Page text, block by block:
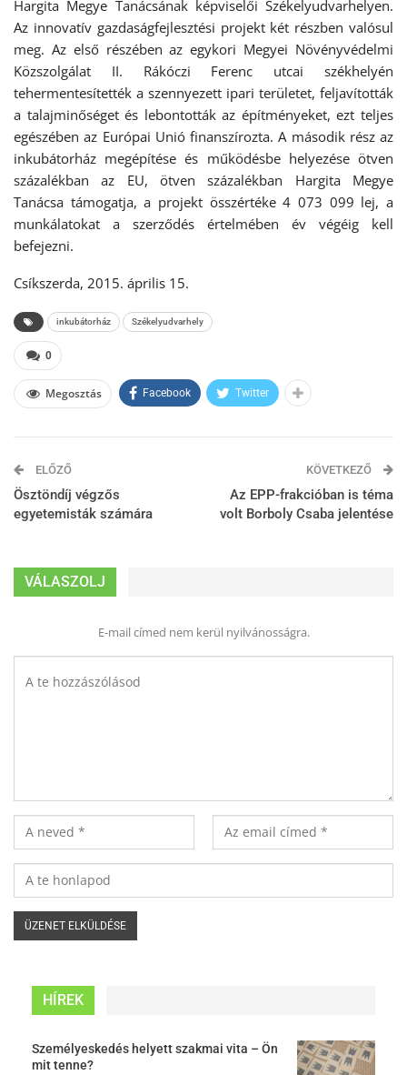
Hargita Megye Tanácsának képviselői Székelyudvarhelyen.
Az innovatív gazdaságfejlesztési projekt két részben valósul
meg. Az első részében az egykori Megyei Növényvédelmi
Közszolgálat II. Rákóczi Ferenc utcai székhelyén
tehermentesítették a szennyezett ipari területet, feljavították
a talajminőséget és lebontották az építményeket, ezt teljes
egészében az Európai Unió finanszírozta. A második rész az
inkubátorház megépítése és működésbe helyezése ötven
százalékban az EU, ötven százalékban Hargita Megye
Tanácsa támogatja, a projekt összértéke 4 073 099 lej, a
munkálatokat a szerződés értelmében év végéig kell
befejezni.
Csíkszerda, 2015. április 15.
inkubátorház Székelyudvarhely
0
Megosztás Facebook Twitter
ELŐZŐ
Ösztöndíj végzős
egyetemisták számára
KÖVETKEZŐ
Az EPP-frakcióban is téma
volt Borboly Csaba jelentése
VÁLASZOLJ
E-mail címed nem kerül nyilvánosságra.
HÍREK
Személyeskedés helyett szakmai vita – Ön
mit tenne?